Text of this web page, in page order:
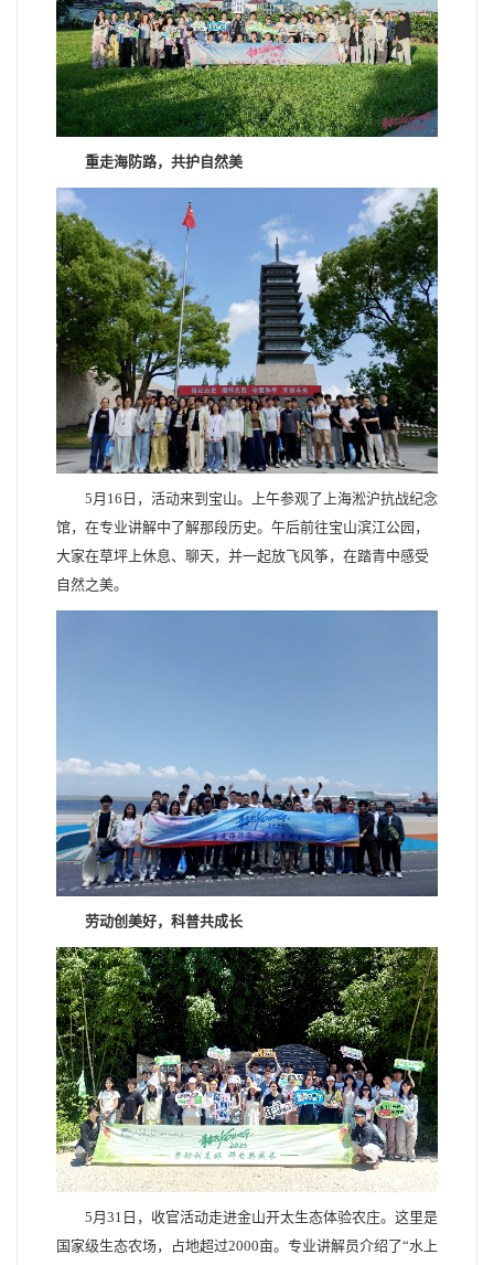
重走海防路，共护自然美
5月16日，活动来到宝山。上午参观了上海淞沪抗战纪念
馆，在专业讲解中了解那段历史。午后前往宝山滨江公园，
大家在草坪上休息、聊天，并一起放飞风筝，在踏青中感受
自然之美。
劳动创美好，科普共成长
5月31日，收官活动走进金山开太生态体验农庄。这里是
国家级生态农场，占地超过2000亩。专业讲解员介绍了“水上